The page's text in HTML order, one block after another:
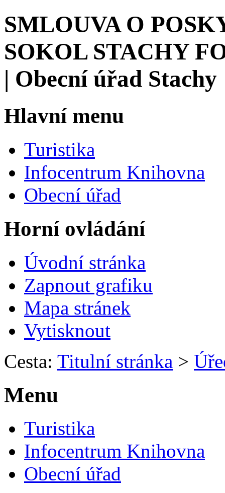
SMLOUVA O
SOKOL STACHY
| Obecní úřad Stachy
Hlavní menu
Turistika
Infocentrum Knihovna
Obecní úřad
Horní ovládání
Úvodní stránka
Zapnout grafiku
Mapa stránek
Vytisknout
Cesta: Titulní stránka >
Menu
Turistika
Infocentrum Knihovna
Obecní úřad